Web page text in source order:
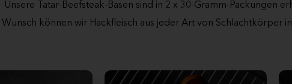
Unsere Tatar-Beefsteak-Basen sind in 2 x 30-Gramm-Packungen
können wir Hackfleisch aus jeder Art von Schlachtkörper